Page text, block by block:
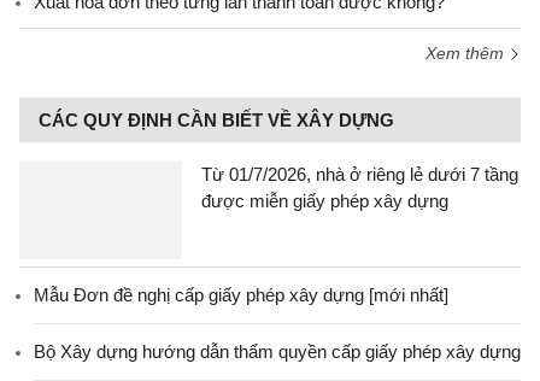
Xem thêm
CÁC QUY ĐỊNH CẦN BIẾT VỀ XÂY DỰNG
Từ 01/7/2026, nhà ở riêng lẻ dưới 7 tầng
được miễn giấy phép xây dựng
Mẫu Đơn đề nghị cấp giấy phép xây dựng [mới nhất]
Bộ Xây dựng hướng dẫn thẩm quyền cấp giấy phép xây dựng